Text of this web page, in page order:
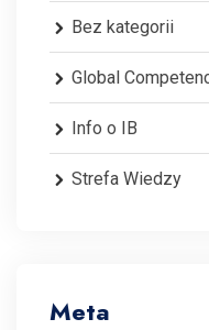
Bez kategorii
Global
Info o IB
Strefa Wiedzy
Meta